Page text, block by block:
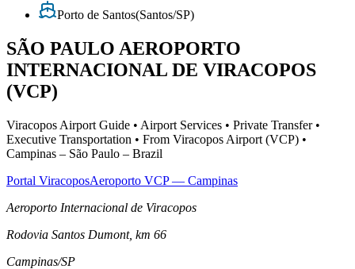
Porto de Santos(Santos/SP)
SÃO PAULO AEROPORTO
INTERNACIONAL DE VIRACOPOS
(VCP)
Viracopos Airport Guide • Airport Services • Private Transfer •
Executive Transportation • From Viracopos Airport (VCP) •
Campinas – São Paulo – Brazil
Portal ViracoposAeroporto VCP — Campinas
Aeroporto Internacional de Viracopos
Rodovia Santos Dumont, km 66
Campinas/SP